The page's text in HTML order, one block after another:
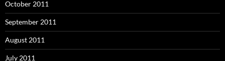
October 2011
September 2011
August 2011
July 2011